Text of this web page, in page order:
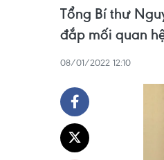
Tổng Bí thư
đắp mối quan
08/01/2022 12:10